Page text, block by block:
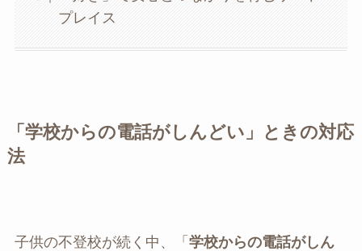
プレイス
「学校からの電話がしんどい」ときの対応
法
子供の不登校が続く中、「 学校からの電話がしん